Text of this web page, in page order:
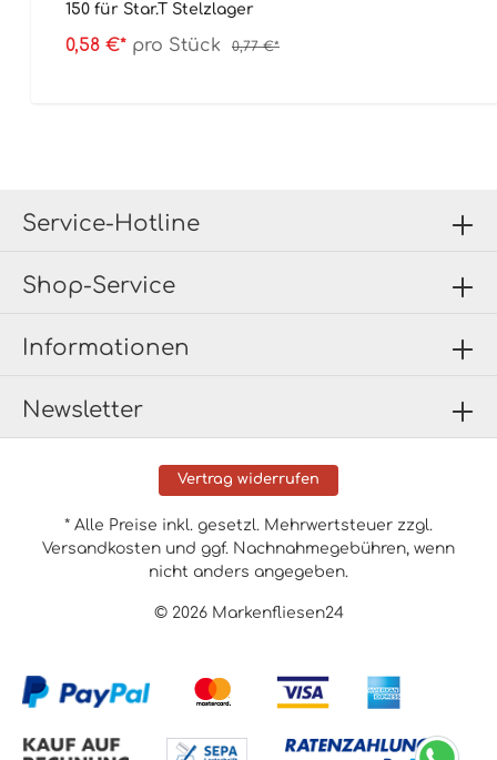
150 für Star.T Stelzlager
0,58 €* pro Stück 0,77 €*
Newsletter
Service-Hotline
Shop-Service
Informationen
Vertrag widerrufen
© 2026 Markenfliesen24
* Alle Preise inkl. gesetzl. Mehrwertsteuer zzgl.
Versandkosten und ggf. Nachnahmegebühren, wenn
nicht anders angegeben.